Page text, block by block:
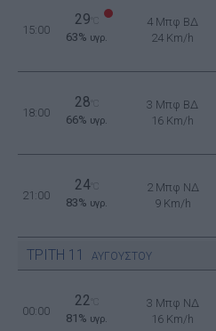
15:00
29
63% υγρ.
4 Μπφ ΒΔ
24 Km/h
18:00
28
66% υγρ.
3 Μπφ ΒΔ
16 Km/h
21:00
24°C
83% υγρ.
2 Μπφ ΝΔ
9 Km/h
ΤΡΙΤΗ 11 ΑΥΓΟΥΣΤΟΥ
00:00
22
81% υγρ.
3 Μπφ ΝΔ
16 Km/h